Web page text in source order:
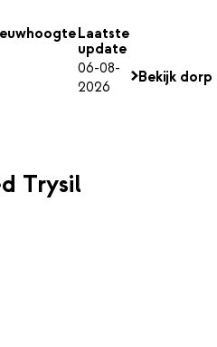
Laatste
update
06-08-
2026
Bekijk dorp
Trysil